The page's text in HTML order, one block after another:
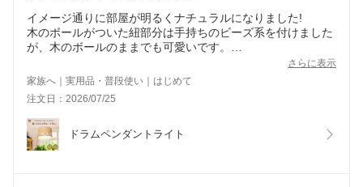
イメージ通りに部屋が明るくナチュラルになりました!
木のボールがついた紐部分は手持ちのビーズ系を付けました
が、木のボールのままでも可愛いです。
掃除もしやすそうで、とても軽くて安全性も高いと思いま
す。
プラスチック製でモダンな物と比較して悩んだけれど、こち
らを購入して良かった?
さらに表示
家族へ｜実用品・普段使い｜はじめて
注文日：2026/07/25
ドラムペンダントライト